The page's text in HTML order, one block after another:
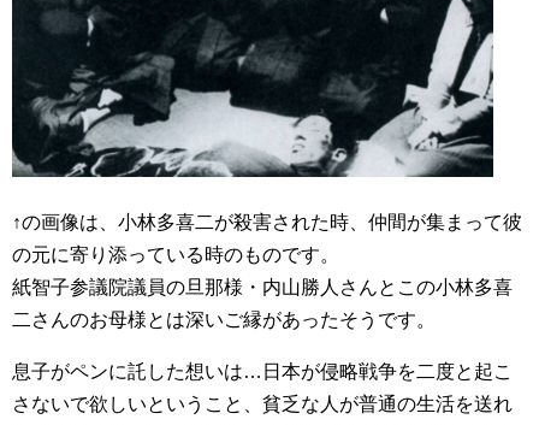
↑の画像は、小林多喜二が殺害された時、仲間が集まって彼
の元に寄り添っている時のものです。
紙智子参議院議員の旦那様・内山勝人さんとこの小林多喜
二さんのお母様とは深いご縁があったそうです。
息子がペンに託した想いは…日本が侵略戦争を二度と起こ
さないで欲しいということ、貧乏な人が普通の生活を送れ